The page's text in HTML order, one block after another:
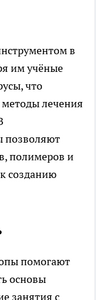
в
им учёные
что
лечения
позволяют
полимеров и
созданию
помогают
основы
занятия с